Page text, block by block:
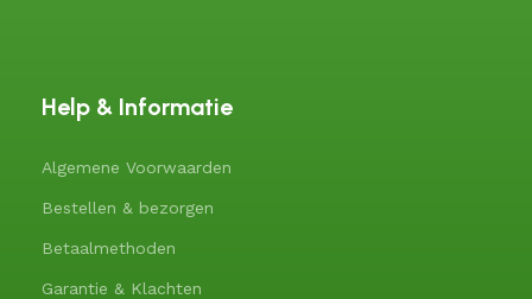
Help & Informatie
Algemene Voorwaarden
Bestellen & bezorgen
Betaalmethoden
Garantie & Klachten